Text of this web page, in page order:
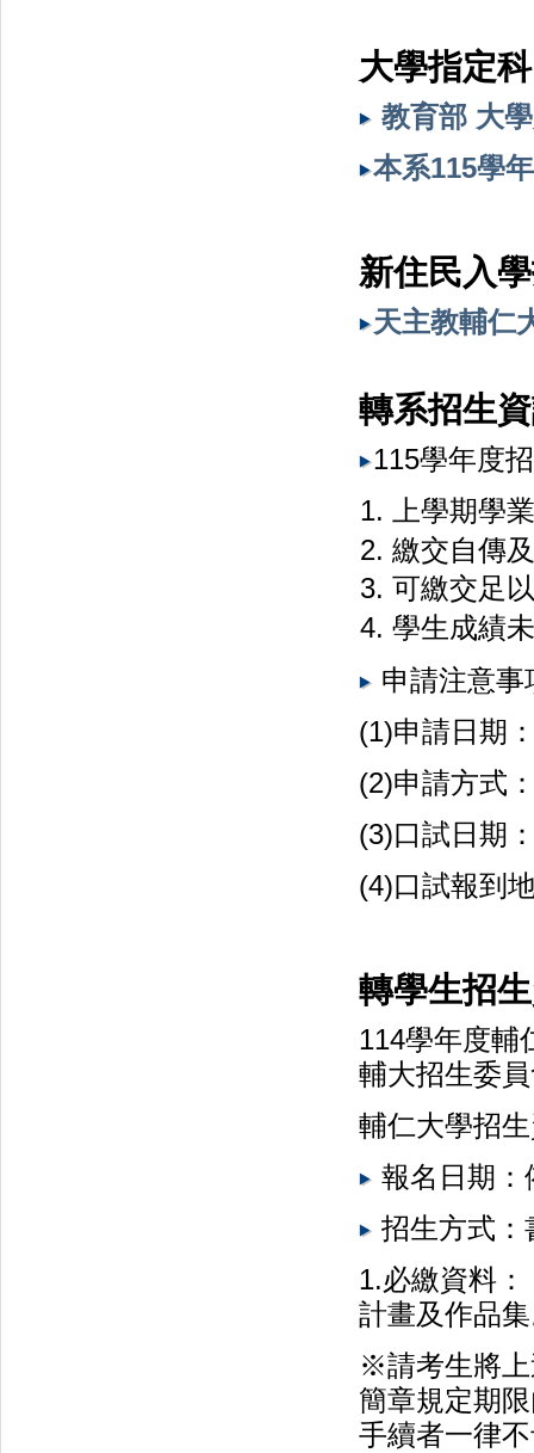
大學指定
教育部 大
本系115學
新住民入
天主教輔仁
轉系招生
115學年度
上學期學
繳交自傳
可繳交足
學生成績
申請注意事
(1)申請日
(2)申請方式
(3)口試日期
(4)口試報到
轉學生招
114學年度輔
輔大招生委
輔仁大學招
報名日期：
招生方式：
1.必繳資料
計畫及作品
※請考生將上
簡章規定期
手續者一律